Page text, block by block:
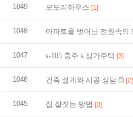
1049 모도리하우스 [1]
1048 아파트를 벗어난 전원속의
1047 s-105 충주 k 상가주택 [3]
1046 건축 설계와 시공 상담 [2]
1045 집 잘짓는 방법 [3]